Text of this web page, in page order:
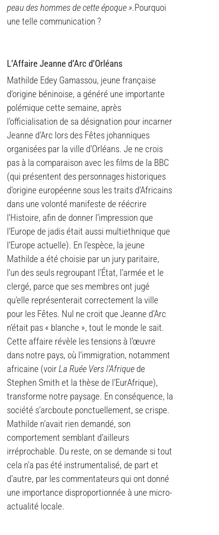
peau des hommes de cette époque ».Pourquoi
une telle communication ?
L’Affaire Jeanne d’Arc d’Orléans
Mathilde Edey Gamassou, jeune française
d’origine béninoise, a généré une importante
polémique cette semaine, après
l’officialisation de sa désignation pour incarner
Jeanne d’Arc lors des Fêtes johanniques
organisées par la ville d’Orléans. Je ne crois
pas à la comparaison avec les films de la BBC
(qui présentent des personnages historiques
d’origine européenne sous les traits d’Africains
dans une volonté manifeste de réécrire
l’Histoire, afin de donner l’impression que
l’Europe de jadis était aussi multiethnique que
l’Europe actuelle). En l’espèce, la jeune
Mathilde a été choisie par un jury paritaire,
l’un des seuls regroupant l’État, l’armée et le
clergé, parce que ses membres ont jugé
qu’elle représenterait correctement la ville
pour les Fêtes. Nul ne croit que Jeanne d’Arc
n’était pas « blanche », tout le monde le sait.
Cette affaire révèle les tensions à l’œuvre
dans notre pays, où l’immigration, notamment
africaine (voirLa Ruée Vers l’Afrique de
Stephen Smith et la thèse de l’EurAfrique),
transforme notre paysage. En conséquence, la
société s’arcboute ponctuellement, se crispe.
Mathilde n’avait rien demandé, son
comportement semblant d’ailleurs
irréprochable. Du reste, on se demande si tout
cela n’a pas été instrumentalisé, de part et
d’autre, par les commentateurs qui ont donné
une importance disproportionnée à une micro-
actualité locale.